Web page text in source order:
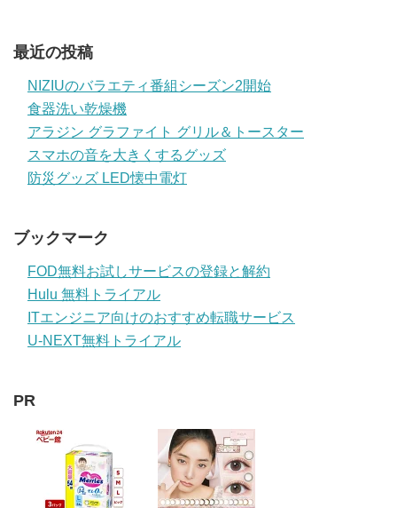
最近の投稿
NIZIUのバラエティ番組シーズン2開始
食器洗い乾燥機
アラジン グラファイト グリル＆トースター
スマホの音を大きくするグッズ
防災グッズ LED懐中電灯
ブックマーク
FOD無料お試しサービスの登録と解約
Hulu 無料トライアル
ITエンジニア向けのおすすめ転職サービス
U-NEXT無料トライアル
PR